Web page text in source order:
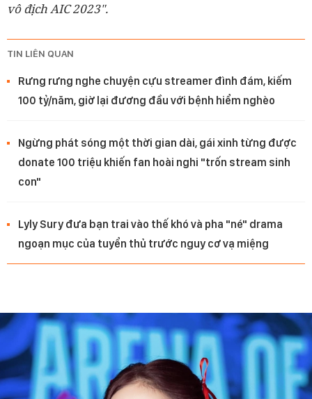
vô địch AIC 2023".
TIN LIÊN QUAN
Rưng rưng nghe chuyện cựu streamer đình đám, kiếm
100 tỷ/năm, giờ lại đương đầu với bệnh hiểm nghèo
Ngừng phát sóng một thời gian dài, gái xinh từng được
donate 100 triệu khiến fan hoài nghi "trốn stream sinh
con"
Lyly Sury đưa bạn trai vào thế khó và pha "né" drama
ngoạn mục của tuyển thủ trước nguy cơ vạ miệng